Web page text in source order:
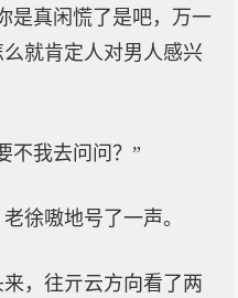
是真闲慌了是吧，万一
就肯定人对男人感兴
不我去问问？”
徐嗷地号了一声。
，往亓云方向看了两